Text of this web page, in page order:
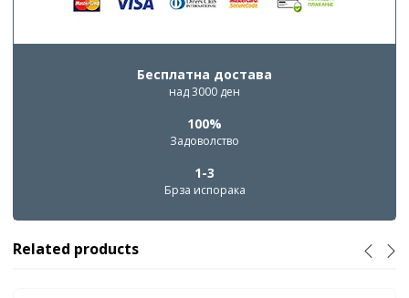
Бесплатна достава
над 3000 ден
100%
Задоволство
1-3
Брза испорака
Related products